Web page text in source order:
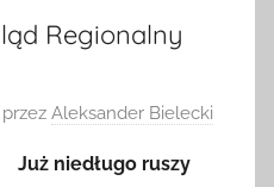
Regionalny
przez Aleksander Bielecki
Już niedługo ruszy